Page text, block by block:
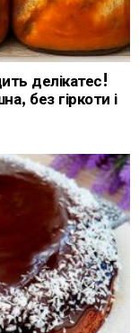
делікатес!
без гіркоти і